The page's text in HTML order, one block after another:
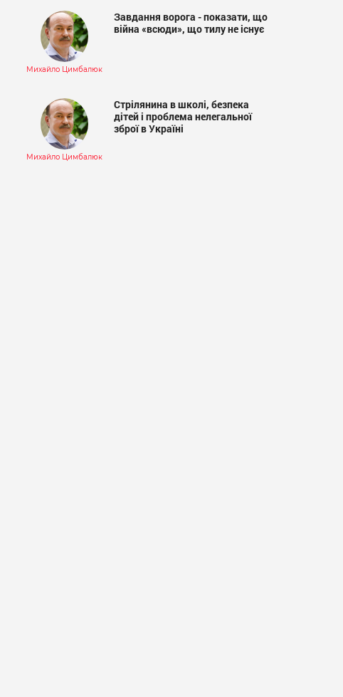
Михайло Цимбалюк
Завдання ворога - показати, що
війна «всюди», що тилу не існує
Михайло Цимбалюк
Стрілянина в школі, безпека
дітей і проблема нелегальної
зброї в Україні